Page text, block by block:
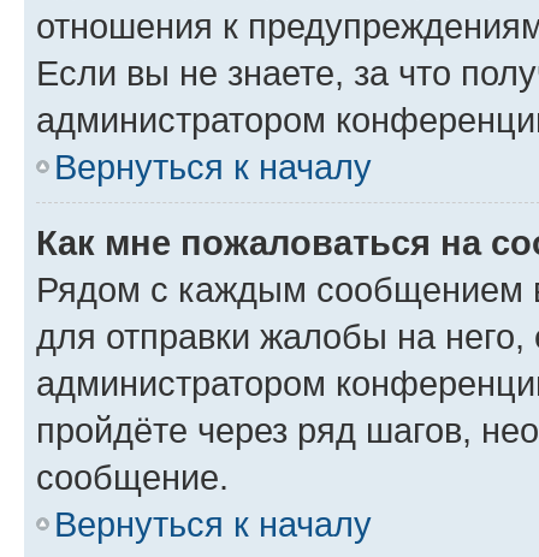
отношения к
Если вы не знаете, за что
администратором
Вернуться к началу
Как мне пожаловаться на
Рядом с каждым сообщением
для отправки жалобы на
администратором
пройдёте через ряд шагов,
сообщение.
Вернуться к началу